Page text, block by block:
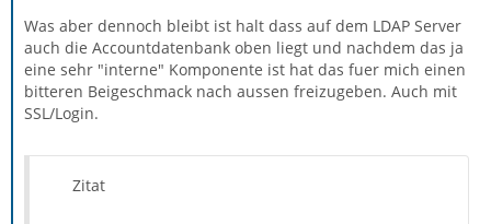
Was aber dennoch bleibt ist halt dass auf dem LDAP Server
auch die Accountdatenbank oben liegt und nachdem das ja
eine sehr "interne" Komponente ist hat das fuer mich einen
bitteren Beigeschmack nach aussen freizugeben. Auch mit
SSL/Login.
Zitat